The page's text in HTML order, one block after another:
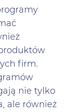
firm.
nie tylko
ale również